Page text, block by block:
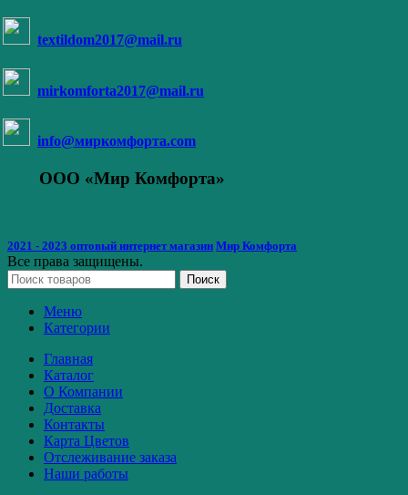
textildom2017@mail.ru
mirkomforta2017@mail.ru
info@миркомфорта.com
ООО «Мир Комфорта»
2021 - 2023 оптовый интернет магазин Мир Комфорта
Все права защищены.
Поиск
Меню
Категории
Главная
Каталог
О Компании
Доставка
Контакты
Карта Цветов
Отслеживание заказа
Наши работы